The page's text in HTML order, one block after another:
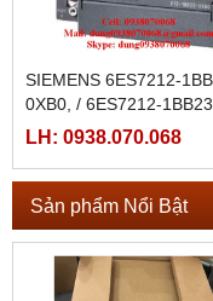
SIEMENS 6ES7212-
0XB0, / 6ES7212-
0XB8
LH: 0938.070.068
Sản phẩm Nổi Bật